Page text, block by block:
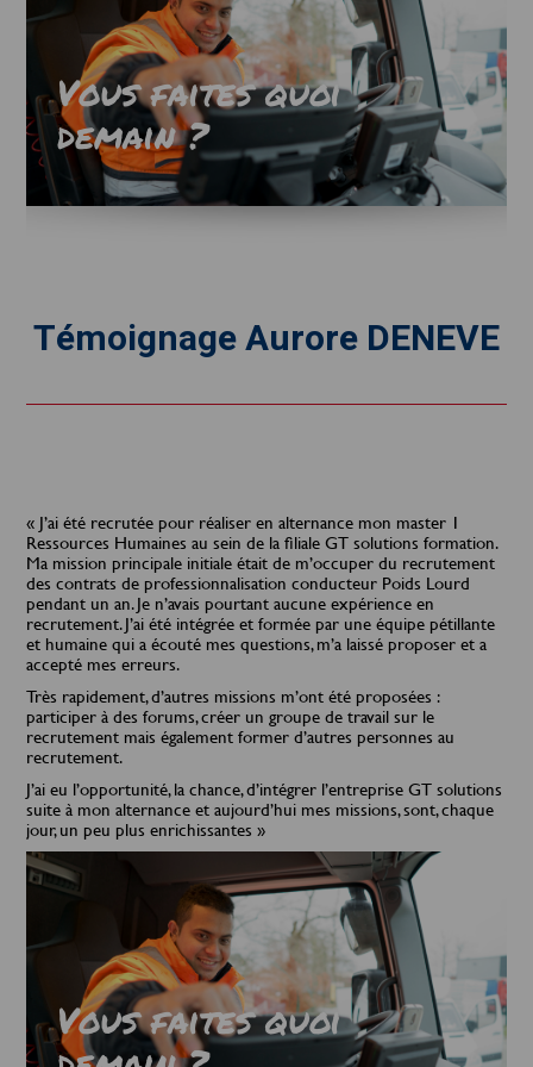
Vous faites quoi
demain ?
Témoignage Aurore DENEVE
« J’ai été recrutée pour réaliser en alternance mon master 1
Ressources Humaines au sein de la filiale GT solutions formation.
Ma mission principale initiale était de m’occuper du recrutement
des contrats de professionnalisation conducteur Poids Lourd
pendant un an. Je n’avais pourtant aucune expérience en
recrutement. J’ai été intégrée et formée par une équipe pétillante
et humaine qui a écouté mes questions, m’a laissé proposer et a
accepté mes erreurs.
Très rapidement, d’autres missions m’ont été proposées :
participer à des forums, créer un groupe de travail sur le
recrutement mais également former d’autres personnes au
recrutement.
J’ai eu l’opportunité, la chance, d’intégrer l’entreprise GT solutions
suite à mon alternance et aujourd’hui mes missions, sont, chaque
jour, un peu plus enrichissantes »
Vous faites quoi